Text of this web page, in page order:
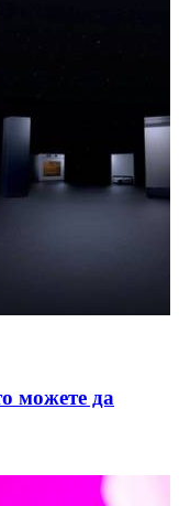
можете да